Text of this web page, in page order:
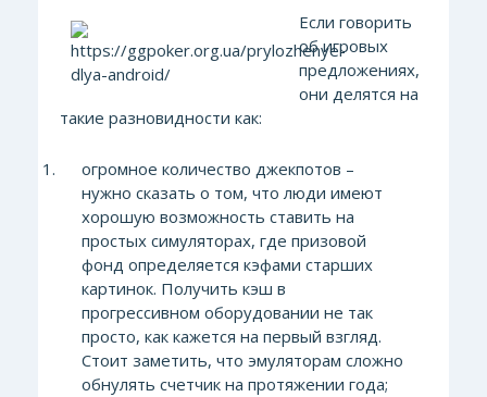
Если говорить
об игровых
предложениях,
они делятся на
такие разновидности как:
огромное количество джекпотов –
нужно сказать о том, что люди имеют
хорошую возможность ставить на
простых симуляторах, где призовой
фонд определяется кэфами старших
картинок. Получить кэш в
прогрессивном оборудовании не так
просто, как кажется на первый взгляд.
Стоит заметить, что эмуляторам сложно
обнулять счетчик на протяжении года;